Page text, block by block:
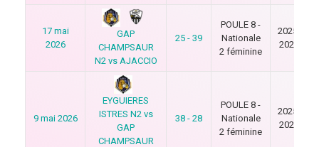
17 mai
2026
GAP
CHAMPSAUR
N2 vs AJACCIO
25 - 39
POULE 8 -
Nationale
2 féminine
2025-
2026
9 mai 2026
EYGUIERES
ISTRES N2 vs
GAP
CHAMPSAUR
38 - 28
POULE 8 -
Nationale
2 féminine
2025-
2026